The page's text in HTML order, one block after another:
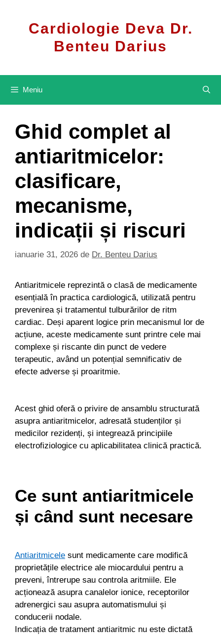
Cardiologie Deva Dr.
Benteu Darius
Meniu
Ghid complet al
antiaritmicelor:
clasificare,
mecanisme,
indicații și riscuri
ianuarie 31, 2026 de Dr. Benteu Darius
Antiaritmicele reprezintă o clasă de medicamente
esențială în practica cardiologică, utilizată pentru
prevenirea și tratamentul tulburărilor de ritm
cardiac. Deși aparent logice prin mecanismul lor de
acțiune, aceste medicamente sunt printre cele mai
complexe și riscante din punct de vedere
terapeutic, având un potențial semnificativ de
efecte adverse și proaritmie.
Acest ghid oferă o privire de ansamblu structurată
asupra antiaritmicelor, adresată studenților și
medicilor rezidenți, și integrează principiile
electrofiziologice cu aplicabilitatea clinică practică.
Ce sunt antiaritmicele
și când sunt necesare
Antiaritmicele sunt medicamente care modifică
proprietățile electrice ale miocardului pentru a
preveni, întrerupe sau controla aritmiile. Ele
acționează asupra canalelor ionice, receptorilor
adrenergici sau asupra automatismului și
conducerii nodale.
Indicația de tratament antiaritmic nu este dictată